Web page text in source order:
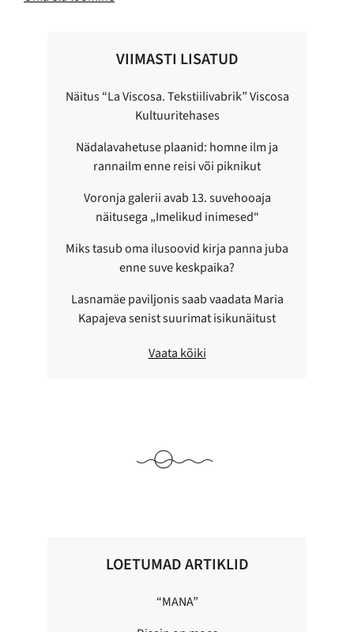
VIIMASTI LISATUD
Näitus “La Viscosa. Tekstiilivabrik” Viscosa
Kultuuritehases
Nädalavahetuse plaanid: homne ilm ja
rannailm enne reisi või piknikut
Voronja galerii avab 13. suvehooaja
näitusega „Imelikud inimesed“
Miks tasub oma ilusoovid kirja panna juba
enne suve keskpaika?
Lasnamäe paviljonis saab vaadata Maria
Kapajeva senist suurimat isikunäitust
Vaata kõiki
LOETUMAD ARTIKLID
“MANA”